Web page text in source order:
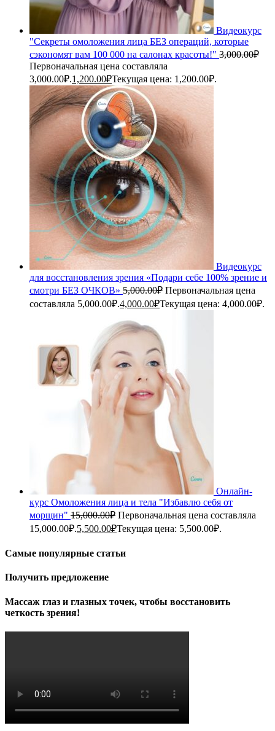
Видеокурс
"Секреты омоложения лица БЕЗ операций, которые
сэкономят вам 100 000 на салонах красоты!" 3,000.00₽
Первоначальная цена составляла
3,000.00₽.1,200.00₽Текущая цена: 1,200.00₽.
Видеокурс
для восстановления зрения «Подари себе 100% зрение и
смотри БЕЗ ОЧКОВ» 5,000.00₽ Первоначальная цена
составляла 5,000.00₽.4,000.00₽Текущая цена: 4,000.00₽.
Онлайн-
курс Омоложения лица и тела "Избавлю себя от
морщин" 15,000.00₽ Первоначальная цена составляла
15,000.00₽.5,500.00₽Текущая цена: 5,500.00₽.
Самые популярные статьи
Получить предложение
Массаж глаз и глазных точек, чтобы восстановить
четкость зрения!